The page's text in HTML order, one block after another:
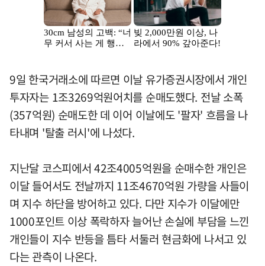
9일 한국거래소에 따르면 이날 유가증권시장에서 개인
투자자는 1조3269억원어치를 순매도했다. 전날 소폭
(357억원) 순매도한 데 이어 이날에도 '팔자' 흐름을 나
타내며 '탈출 러시'에 나섰다.
지난달 코스피에서 42조4005억원을 순매수한 개인은
이달 들어서도 전날까지 11조4670억원 가량을 사들이
며 지수 하단을 방어하고 있다. 다만 지수가 이달에만
1000포인트 이상 폭락하자 늘어난 손실에 부담을 느낀
개인들이 지수 반등을 틈타 서둘러 현금화에 나서고 있
다는 관측이 나온다.